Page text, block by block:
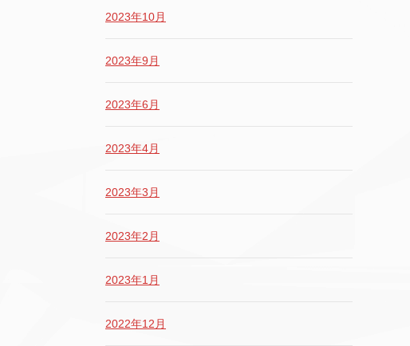
2023年10月
2023年9月
2023年6月
2023年4月
2023年3月
2023年2月
2023年1月
2022年12月